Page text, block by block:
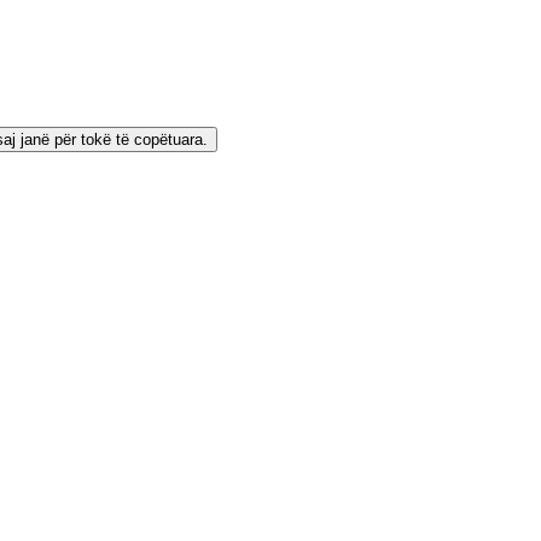
janë për tokë të copëtuara.